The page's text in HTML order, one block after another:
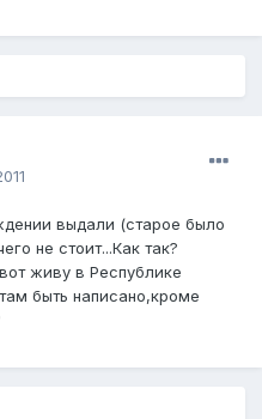
выдали (старое было
не стоит...Как так?
живу в Республике
быть написано,кроме